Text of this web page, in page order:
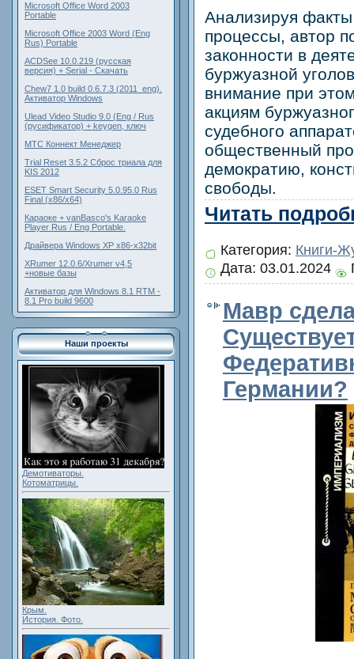
Microsoft Office Word 2003
Portable
Microsoft Office 2003 Word (Eng
Rus) Portable
ACDSee 10.0.219 (русская
версия) + Serial - Скачать
Chew7 1.0 build 0.6.7.3 (2011_eng).
Активатор Windows
Ulead Video Studio 9.0 (Eng / Rus
(русификатор) + keygen, ключ
МТС Коннект Менеджер
Trial Reset 3.5.2 Сброс триала для
KIS 2012
ESET Smart Security 5.0.95.0 Rus
Final (x86/x64)
Караоке + vanBasco's Karaoke
Player Rus / Eng Portable.
Драйвера Windows XP x86-x32bit
XRumer 12.0.6/Xrumer v4,5
+новые базы
Активатор для Windows 8.1 RTM -
8.1 Pro build 9600
Наши проекты
Демотиваторы.
Котоматрицы.
Крым.
История. Фото.
Анализируя
процессы, автор
законности в
буржуазной
внимание при
акциям
судебного
общественный
демократию,
свободы.
Читать
Категория: Книги-
Дата: 03.01.2024
Мавр
Германии?